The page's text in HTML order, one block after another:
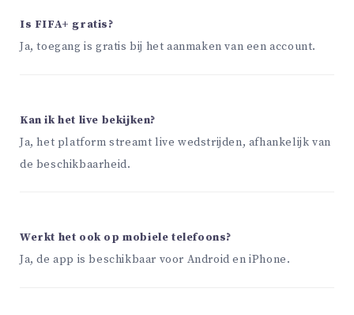
Is FIFA+ gratis?
Ja, toegang is gratis bij het aanmaken van een account.
Kan ik het live bekijken?
Ja, het platform streamt live wedstrijden, afhankelijk van
de beschikbaarheid.
Werkt het ook op mobiele telefoons?
Ja, de app is beschikbaar voor Android en iPhone.